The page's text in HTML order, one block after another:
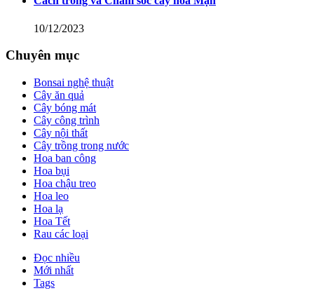
10/12/2023
Chuyên mục
Bonsai nghệ thuật
Cây ăn quả
Cây bóng mát
Cây công trình
Cây nội thất
Cây trồng trong nước
Hoa ban công
Hoa bụi
Hoa chậu treo
Hoa leo
Hoa lạ
Hoa Tết
Rau các loại
Đọc nhiều
Mới nhất
Tags